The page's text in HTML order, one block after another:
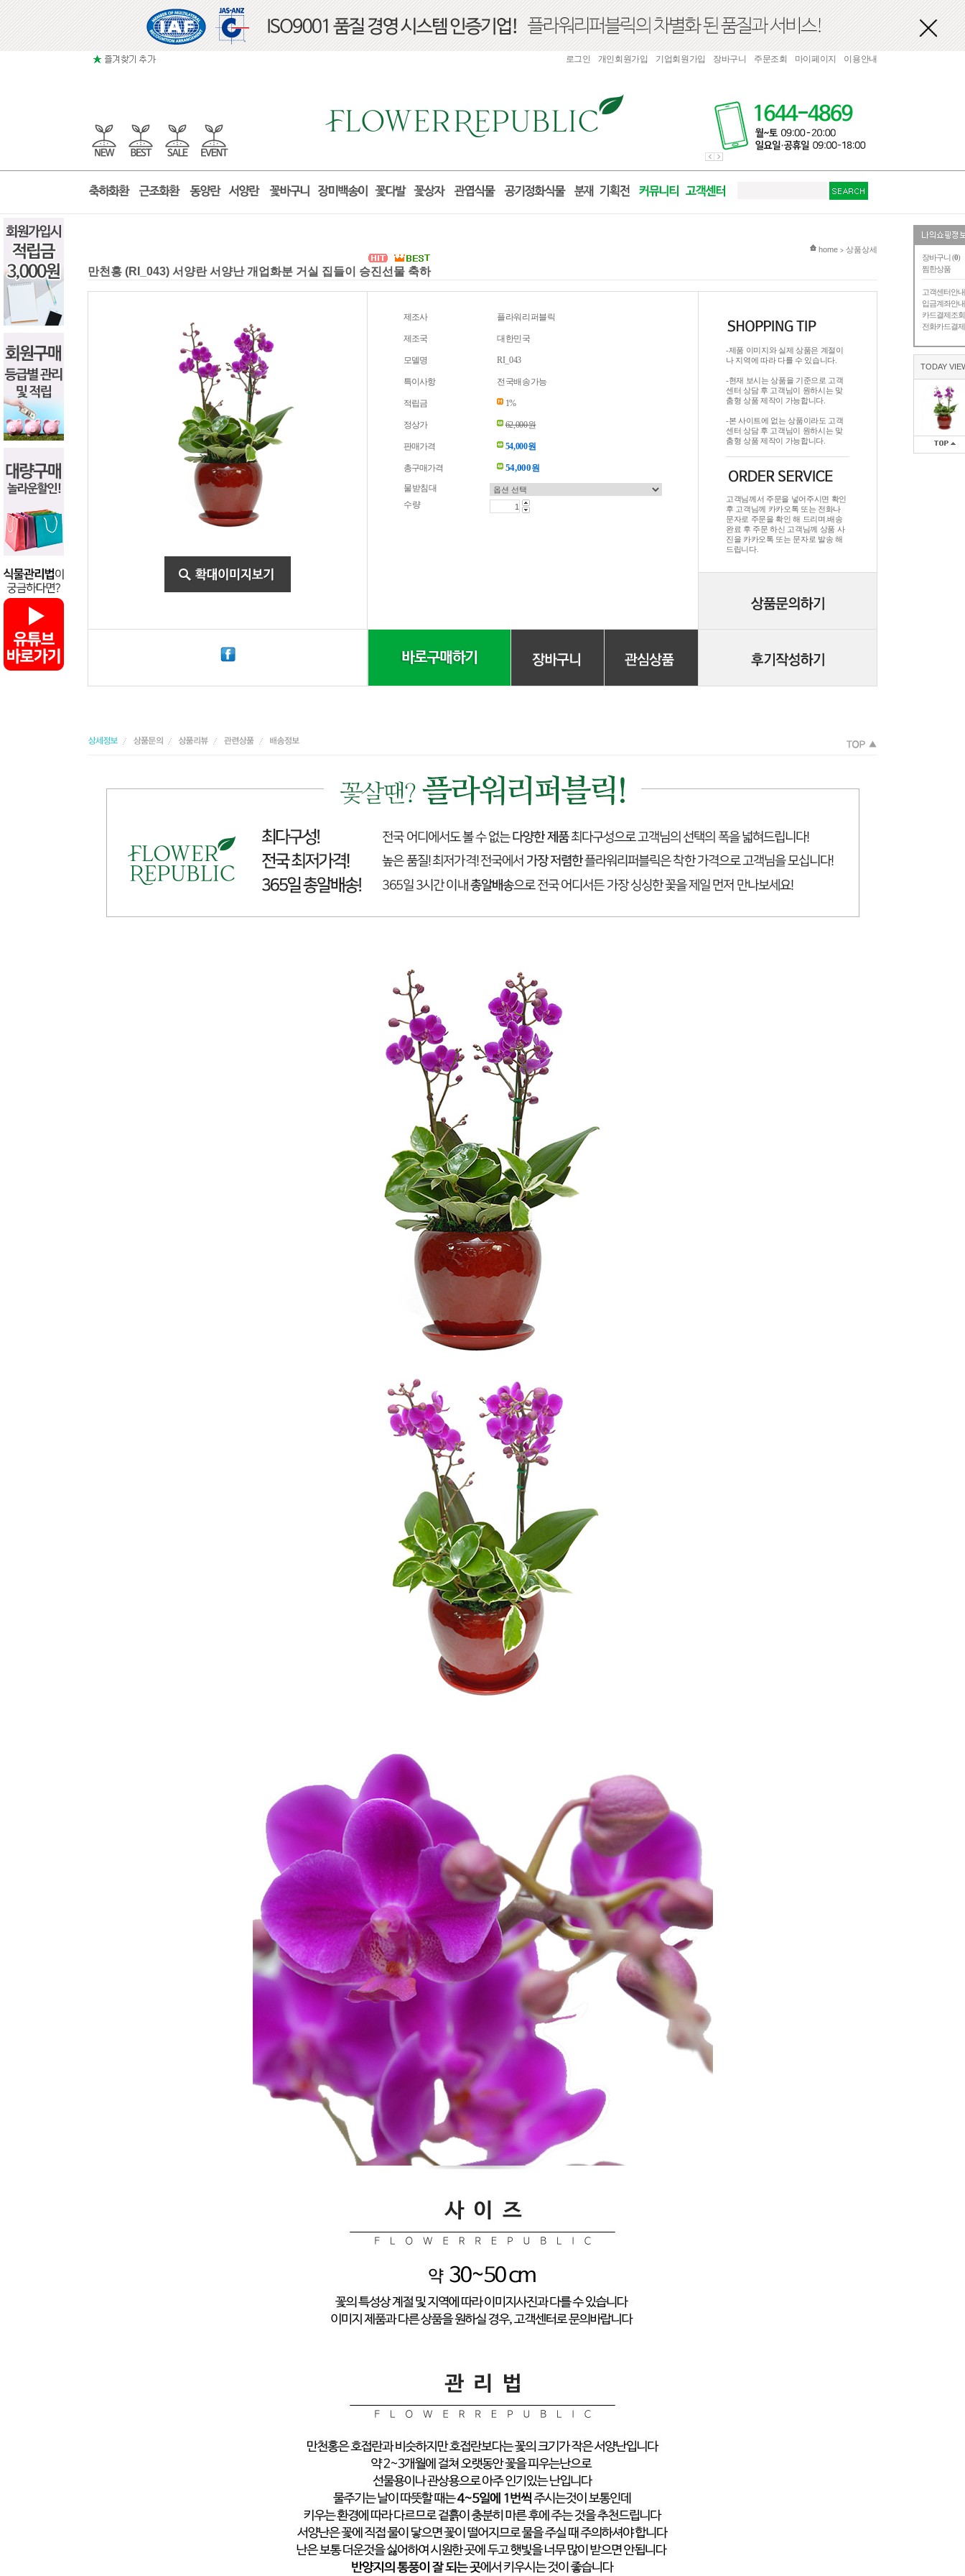
장바구니 (0)
찜한상품
고객센터안내
입금계좌안내
카드결제조회
전화카드결제
TODAY
로그인 개인회원가입 기업회원가입 장바구니 주문조회 마이페이지 이용안내
현재 위치
home > 상품상세
만천홍 (RI_043) 서양란 서양난 개업화분 거실 집들이 승진선물 축하
제조사 플라워리퍼블릭
제조국 대한민국
모델명 RI_043
특이사항 전국배송가능
적립금 1%
정상가 62,000원
판매가격 54,000원
총구매가격 54,000원
물받침대
수량
-제품 이미지와 실제 상품은 계절이
나 지역에 따라 다를 수 있습니다.
-현재 보시는 상품을 기준으로 고객
센터 상담 후 고객님이 원하시는 맞
춤형 상품 제작이 가능합니다.
-본 사이트에 없는 상품이라도 고객
센터 상담 후 고객님이 원하시는 맞
춤형 상품 제작이 가능합니다.
고객님께서 주문을 넣어주시면 확인
후 고객님께 카카오톡 또는 전화나
문자로 주문을 확인 해 드리며.배송
완료 후 주문 하신 고객님께 상품 사
진을 카카오톡 또는 문자로 발송 해
드립니다.